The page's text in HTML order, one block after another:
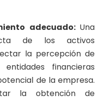
adecuado: Una
de los activos
la percepción de
financieras
de la empresa.
la obtención de